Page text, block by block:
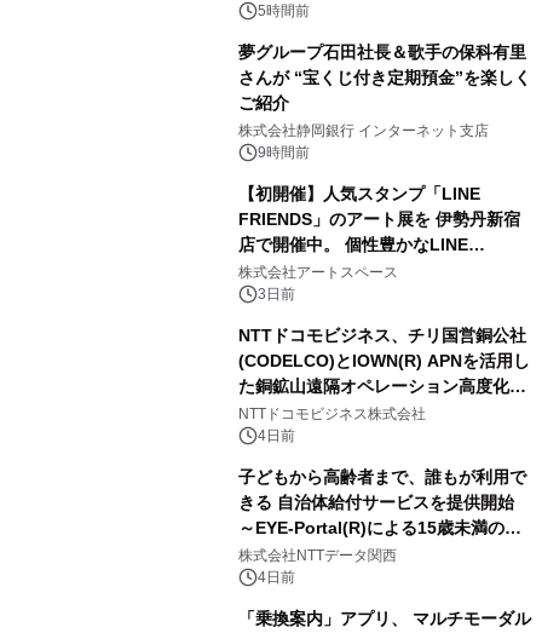
5時間前
夢グループ石田社長＆歌手の保科有里
さんが “宝くじ付き定期預金”を楽しく
ご紹介
株式会社静岡銀行 インターネット支店
9時間前
【初開催】人気スタンプ「LINE
FRIENDS」のアート展を 伊勢丹新宿
店で開催中。 個性豊かなLINE
FRIENDSの仲間たちが インテリアア
ートとして新たな魅力を発信。
株式会社アートスペース
3日前
NTTドコモビジネス、チリ国営銅公社
(CODELCO)とIOWN(R) APNを活用し
た銅鉱山遠隔オペレーション高度化に
向けた調査・実証を開始
NTTドコモビジネス株式会社
4日前
子どもから高齢者まで、誰もが利用で
きる 自治体給付サービスを提供開始
～EYE-Portal(R)による15歳未満の本
人認証と デジタルデバイド対策で実現
～
株式会社NTTデータ関西
4日前
「乗換案内」アプリ、 マルチモーダル